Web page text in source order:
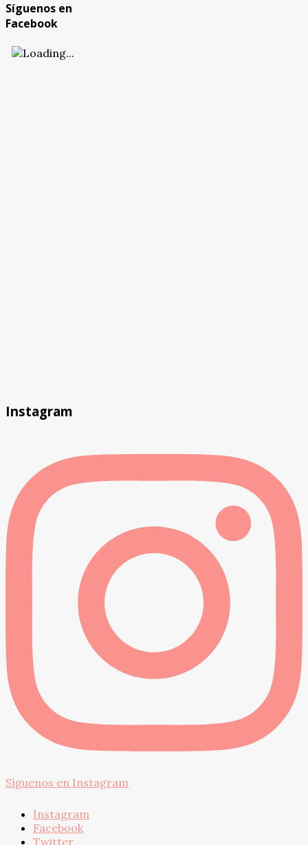
Síguenos en
Facebook
Instagram
Síguenos en Instagram
Instagram
Facebook
Twitter